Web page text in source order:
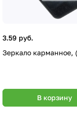
3.59 руб.
В корзину